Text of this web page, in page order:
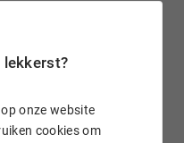
lekkerst?
onze website
cookies om
naar een site of je
klikken geregeld.